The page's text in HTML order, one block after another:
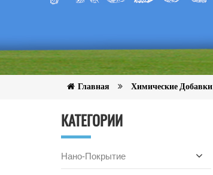
Главная Химические Добавки
КАТЕГОРИИ
Нано-Покрытие